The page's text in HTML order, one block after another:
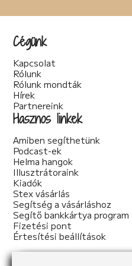
Teológia (2)
Történelmi (25)
Urban Fantasy (3)
Válogatott írások (22)
woman's fiction (2)
young adult (2)
Cégünk
Kapcsolat
Rólunk
Rólunk mondták
Hírek
Partnereink
Hasznos linkek
Amiben segíthetünk
Podcast-ek
Helma hangok
Illusztrátoraink
Kiadók
Stex vásárlás
Segítség a vásárláshoz
Segítő bankkártya program
Fizetési pont
Értesítési beállítások